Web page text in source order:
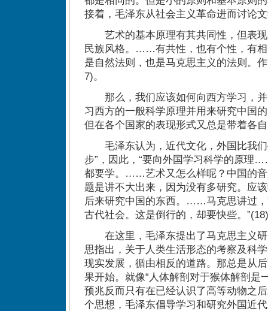
接着，毛泽东从社会主义革命进而讨论
艺术的基本原理有其共同性，但表现
民族风格。……有共性，也有个性，有
是自然法则，也是马克思主义的法则。
7)。
那么，我们应该如何向西方学习，并
习西方的一般科学原理并用来研究中国
但在各个国家的表现形式又总是带着各
毛泽东认为，近代文化，外国比我们
步”，因此，“要向外国学习科学的原理
都要学。……艺术又怎么样呢？中国的
题是讲不大出来，因为没有多研究。应
后来研究中国的东西。……马克思讲过
古代社会。这是倒行的，却要快些。”(18)
在这里，毛泽东提出了马克思主义研
思指出，关于人类生活形态的考察及科
现实发展，循由相反的道路。那总是从
果开始。就像“人体解剖对于猴体解剖是
预兆反而只有在已经认识了高等动物之
个思想，毛泽东倡导学习和研究外国近